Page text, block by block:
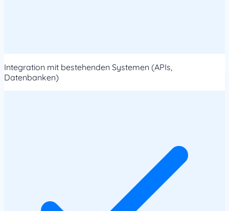
Integration mit bestehenden Systemen (APIs,
Datenbanken)